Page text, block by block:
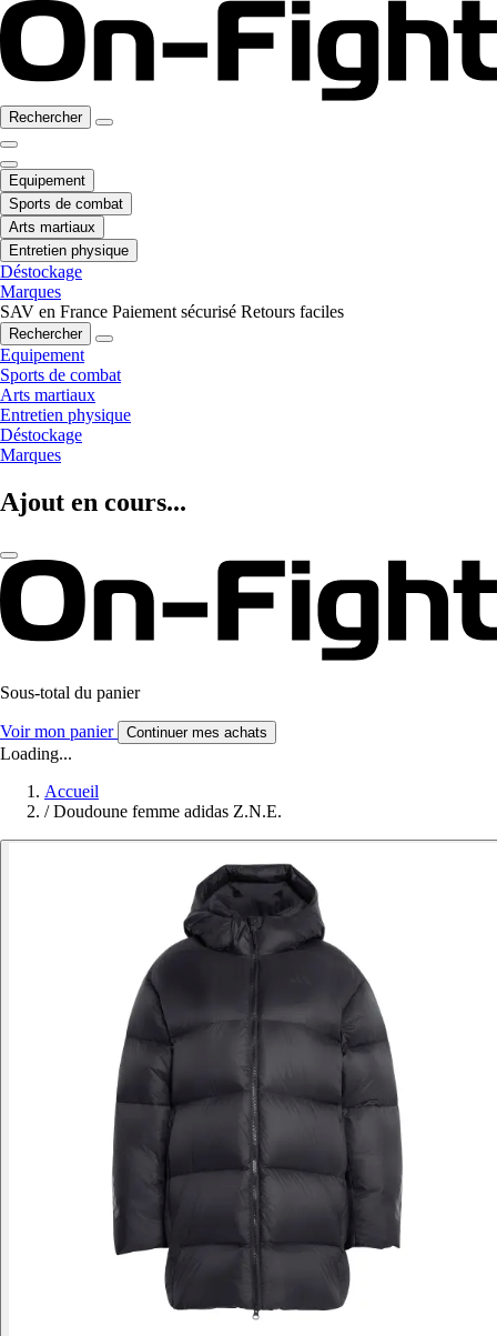
Rechercher
Equipement
Sports de combat
Arts martiaux
Entretien physique
Déstockage
Marques
SAV en France Paiement sécurisé Retours faciles
Rechercher
Equipement
Sports de combat
Arts martiaux
Entretien physique
Déstockage
Marques
Ajout en cours...
Sous-total du panier
Voir mon panier Continuer mes achats
Loading...
Accueil
/ Doudoune femme adidas Z.N.E.